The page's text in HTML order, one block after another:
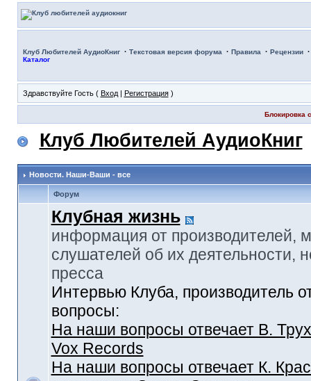
Клуб Любителей АудиоКниг· Текстовая версия форума · Правила · Рецензии
Каталог
Здравствуйте Гость ( Вход| Регистрация)
Блокировка
Клуб Любителей АудиоКниг
Новости. Наши-Ваши - все
Форум
Клубная жизнь
информация от производителей,
слушателей об их деятельности,
пресса
Интервью Клуба, производитель
вопросы:
На наши вопросы отвечает В.
Vox Records
На наши вопросы отвечает К.